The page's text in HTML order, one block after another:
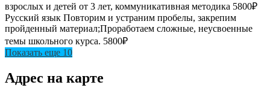
взрослых и детей от 3 лет, коммуникативная методика 5800₽
Русский язык Повторим и устраним пробелы, закрепим
пройденный материал;Проработаем сложные, неусвоенные
темы школьного курса. 5800₽
Показать еще 10
Адрес на карте